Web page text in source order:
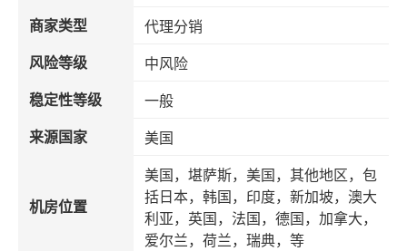
商家类型
代理分销
风险等级
中风险
稳定性等级
一般
来源国家
美国
机房位置
美国，堪萨斯，美国，其他地区，包
括日本，韩国，印度，新加坡，澳大
利亚，英国，法国，德国，加拿大，
爱尔兰，荷兰，瑞典，等